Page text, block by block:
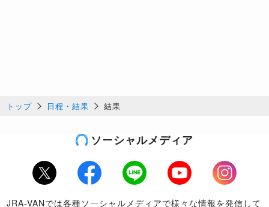
トップ 日程・結果 結果
ソーシャルメディア
Twitter Facebook LINE Youtube
Instagram
JRA-VANでは各種ソーシャルメディアで様々な情報を発信して